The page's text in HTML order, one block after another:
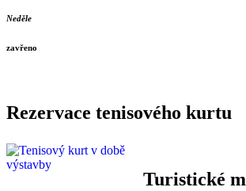
Neděle
zavřeno
Rezervace tenisového kurtu
Turistické